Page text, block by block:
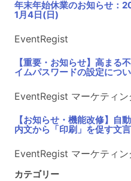
年末年始休業のお知らせ：
1月4日(日)
EventRegist
【重要・お知らせ】高まる
イムパスワードの設定につ
EventRegist マーケティン
【お知らせ・機能改修】自
内文から「印刷」を促す文
EventRegist マーケティン
カテゴリー